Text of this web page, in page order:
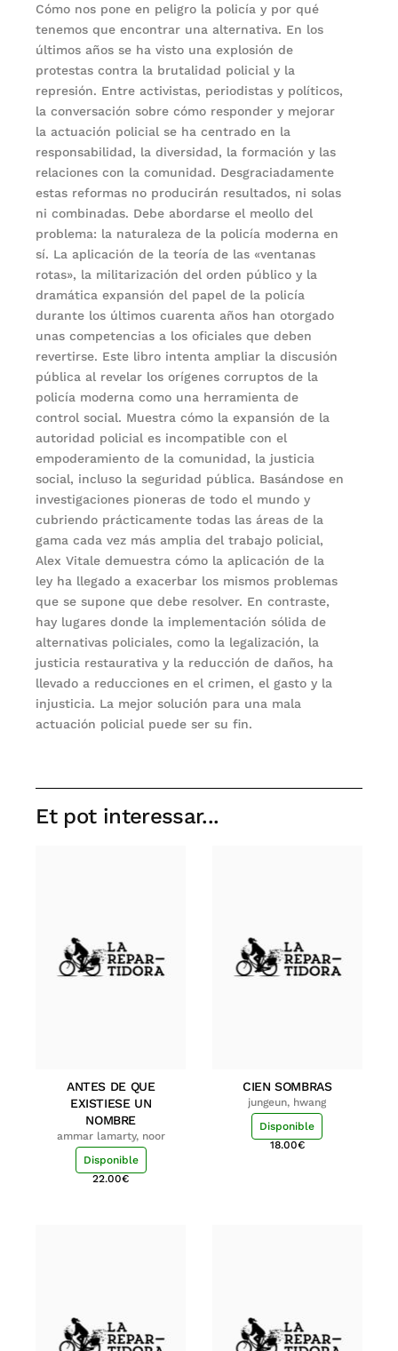
Cómo nos pone en peligro la policía y por qué
tenemos que encontrar una alternativa. En los
últimos años se ha visto una explosión de
protestas contra la brutalidad policial y la
represión. Entre activistas, periodistas y políticos,
la conversación sobre cómo responder y mejorar
la actuación policial se ha centrado en la
responsabilidad, la diversidad, la formación y las
relaciones con la comunidad. Desgraciadamente
estas reformas no producirán resultados, ni solas
ni combinadas. Debe abordarse el meollo del
problema: la naturaleza de la policía moderna en
sí. La aplicación de la teoría de las «ventanas
rotas», la militarización del orden público y la
dramática expansión del papel de la policía
durante los últimos cuarenta años han otorgado
unas competencias a los oficiales que deben
revertirse. Este libro intenta ampliar la discusión
pública al revelar los orígenes corruptos de la
policía moderna como una herramienta de
control social. Muestra cómo la expansión de la
autoridad policial es incompatible con el
empoderamiento de la comunidad, la justicia
social, incluso la seguridad pública. Basándose en
investigaciones pioneras de todo el mundo y
cubriendo prácticamente todas las áreas de la
gama cada vez más amplia del trabajo policial,
Alex Vitale demuestra cómo la aplicación de la
ley ha llegado a exacerbar los mismos problemas
que se supone que debe resolver. En contraste,
hay lugares donde la implementación sólida de
alternativas policiales, como la legalización, la
justicia restaurativa y la reducción de daños, ha
llevado a reducciones en el crimen, el gasto y la
injusticia. La mejor solución para una mala
actuación policial puede ser su fin.
Et pot interessar...
ANTES DE QUE
EXISTIESE UN
NOMBRE
ammar lamarty, noor
Disponible
22.00€
CIEN SOMBRAS
jungeun, hwang
Disponible
18.00€